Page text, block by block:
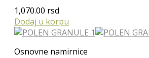
1,070.00 rsd
Dodaj u korpu
Osnovne namirnice